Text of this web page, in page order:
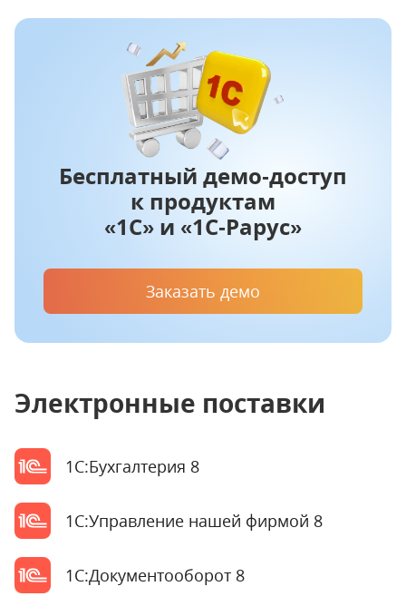
Бесплатный демо‑доступ
к продуктам
«1С» и «1С‑Рарус»
Заказать демо
Электронные поставки
1С:Бухгалтерия 8
1С:Управление нашей фирмой 8
1С:Документооборот 8